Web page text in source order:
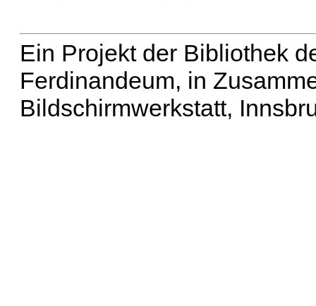
Ein Projekt der Bibliothek
Ferdinandeum, in
Bildschirmwerkstatt,